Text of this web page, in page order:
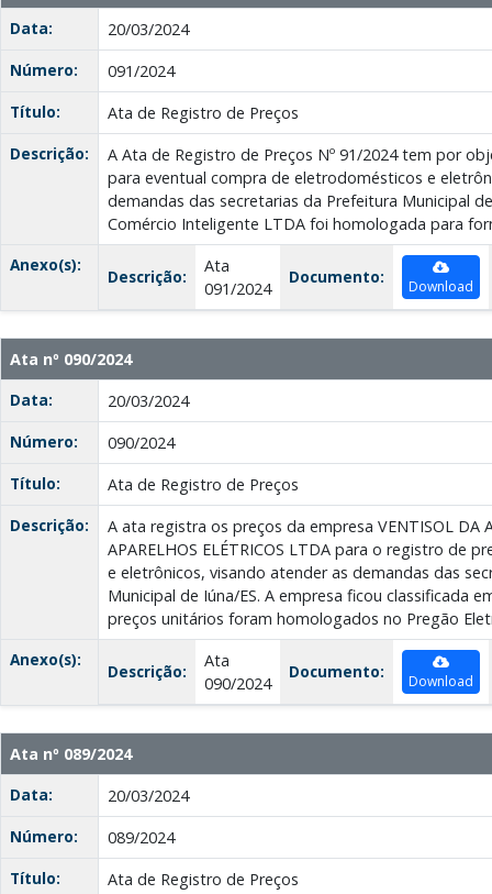
Data:
20/03/2024
Número:
091/2024
Título:
Ata de Registro de Preços
Descrição:
A Ata de Registro de Preços Nº 91/2024 tem por
para eventual compra de eletrodomésticos e
demandas das secretarias da Prefeitura Municipal
Comércio Inteligente LTDA foi homologada para
Anexo(s):
Descrição:
Ata
091/2024
Documento: Download
Ata nº 090/2024
Data:
20/03/2024
Número:
090/2024
Título:
Ata de Registro de Preços
Descrição:
A ata registra os preços da empresa VENTISOL DA
APARELHOS ELÉTRICOS LTDA para o registro de
e eletrônicos, visando atender as demandas das
Municipal de Iúna/ES. A empresa ficou classificada
preços unitários foram homologados no Pregão
Anexo(s):
Descrição:
Ata
090/2024
Documento: Download
Ata nº 089/2024
Data:
20/03/2024
Número:
089/2024
Título:
Ata de Registro de Preços